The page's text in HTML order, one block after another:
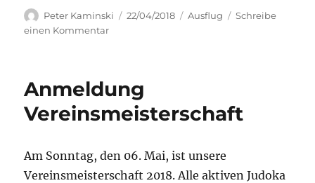
Autor
Peter Kaminski
Veröffentlicht
22/04/2018 Kategorien
Ausflug
Schreibe
einen Kommentarzu
Anmeldung
Vereinsmeisterschaft
Am Sonntag, den 06. Mai, ist unsere
Vereinsmeisterschaft 2018. Alle aktiven Judoka